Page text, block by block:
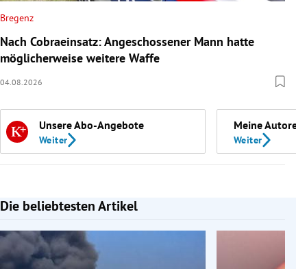
Bregenz
Nach Cobraeinsatz: Angeschossener Mann hatte
möglicherweise weitere Waffe
04.08.2026
Unsere Abo-Angebote
Weiter
Meine Autoren
Weiter
Die beliebtesten Artikel
Slide 1 von 7